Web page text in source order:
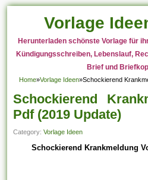
Vorlage
Herunterladen schönste Vorlage für
Kündigungsschreiben, Lebenslauf,
Brief und
Home»Vorlage Ideen»Schockierend
Schockierend
Pdf (2019 Update)
Category:Vorlage Ideen
Schockierend Krankmeldung